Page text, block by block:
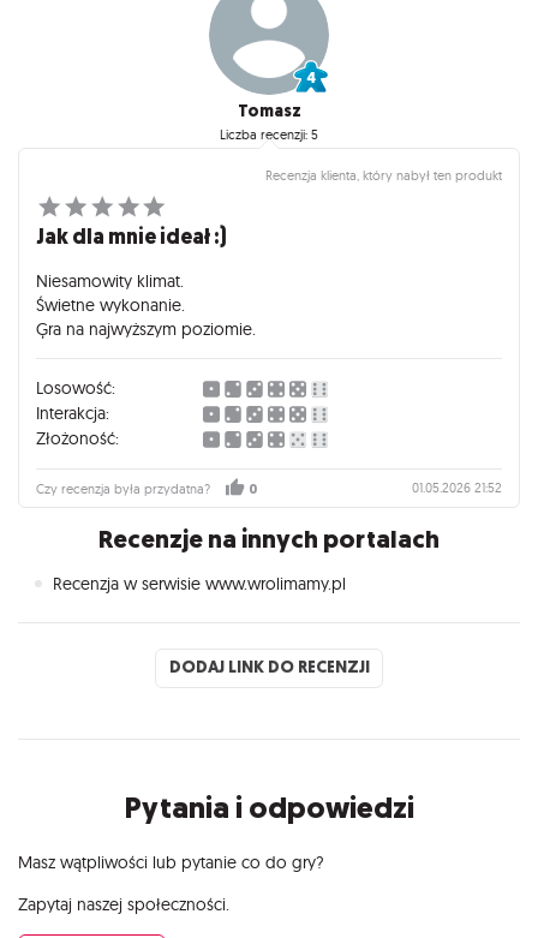
Tomasz
Liczba recenzji: 5
Recenzja klienta, który nabył ten produkt
Jak dla mnie ideał :)
Niesamowity klimat.
Świetne wykonanie.
Ģra na najwyższym poziomie.
Losowość:
Interakcja:
Złożoność:
Czy recenzja była przydatna? 0 01.05.2026 21:52
Recenzje na innych portalach
Recenzja w serwisie www.wrolimamy.pl
DODAJ LINK DO RECENZJI
Pytania i odpowiedzi
Masz wątpliwości lub pytanie co do gry?
Zapytaj naszej społeczności.